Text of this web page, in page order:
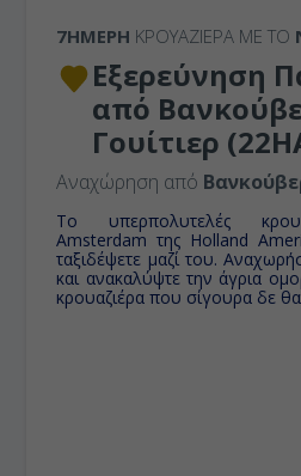
7ΉΜΕΡΗ ΚΡΟΥΑΖΙΕΡΑ ΜΕ ΤΟ
Εξερεύνηση
από
Γουίτιερ
Αναχώρηση από
Τo υπερπολυτελές
Amsterdam της Holland
ταξιδέψετε μαζί του.
και ανακαλύψτε την άγρια
κρουαζιέρα που σίγουρα δε